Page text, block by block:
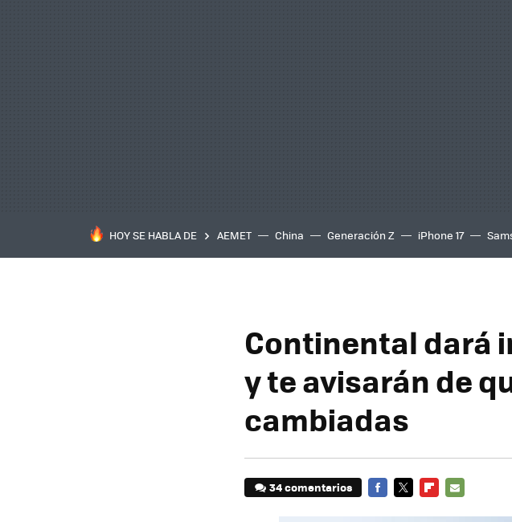
HOY SE HABLA DE AEMET China Generación Z iPhone 17
Continental dará
y te avisarán de
cambiadas
34 comentarios